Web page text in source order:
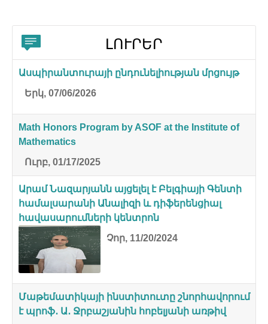
ԼՈՒՐԵՐ
Ասպիրանտուրայի ընդունելիության մրցույթ
Երկ, 07/06/2026
Math Honors Program by ASOF at the Institute of
Mathematics
Ուրբ, 01/17/2025
Արամ Նազարյանն այցելել է Բելգիայի Գենտի
համալսարանի Անալիզի և դիֆերենցիալ
հավասարումների կենտրոն
Չոր, 11/20/2024
Մաթեմատիկայի ինստիտուտը շնորհավորում
է պրոֆ․ Ա․ Ջրբաշյանին հոբելյանի առթիվ